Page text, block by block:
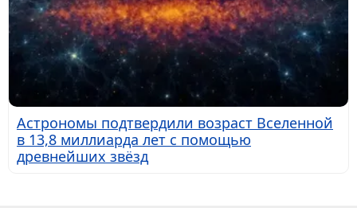
Астрономы подтвердили возраст Вселенной
в 13,8 миллиарда лет с помощью
древнейших звёзд